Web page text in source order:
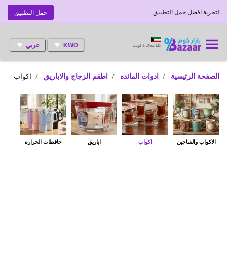
حمل التطبيق لتجربة افضل حمل التطبيق
KWD عربي كلنا معاك يا كويت
الصفحة الرئيسية ادوات المائده اطقم الزجاج والاباريق اكواب
الاكواب والفناجين اكواب اباريق حافظات الحراره